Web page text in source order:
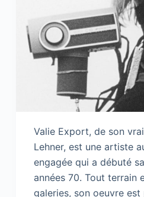
Valie Export, de son
Lehner, est une artiste
engagée qui a débuté
années 70. Tout terrain
galeries, son oeuvre